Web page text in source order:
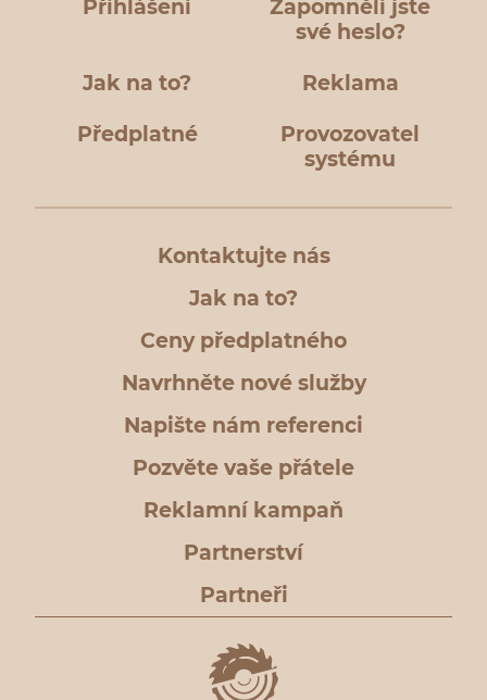
Přihlášení
Zapomněli jste
své heslo?
Jak na to? Reklama
Předplatné
Provozovatel
systému
Kontaktujte nás
Jak na to?
Ceny předplatného
Navrhněte nové služby
Napište nám referenci
Pozvěte vaše přátele
Reklamní kampaň
Partnerství
Partneři